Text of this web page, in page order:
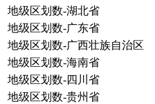
地级区划数-湖北省
地级区划数-广东省
地级区划数-广西壮族自治区
地级区划数-海南省
地级区划数-四川省
地级区划数-贵州省